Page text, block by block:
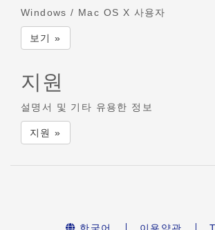
Windows / Mac OS X 사용자
보기 »
지원
설명서 및 기타 유용한 정보
지원 »